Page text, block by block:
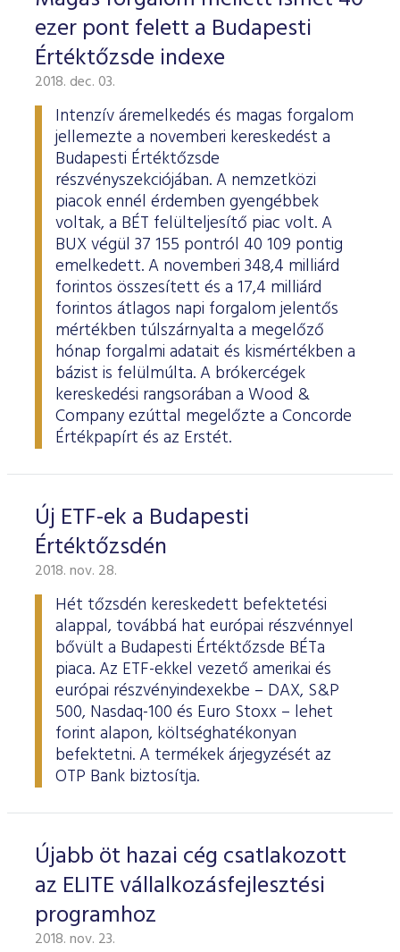
ESG Útmutató
ezer pont felett a Budapesti
Értéktőzsde indexe
2018. dec. 03.
Intenzív áremelkedés és magas forgalom
jellemezte a novemberi kereskedést a
Budapesti Értéktőzsde
részvényszekciójában. A nemzetközi
piacok ennél érdemben gyengébbek
voltak, a BÉT felülteljesítő piac volt. A
BUX végül 37 155 pontról 40 109 pontig
emelkedett. A novemberi 348,4 milliárd
forintos összesített és a 17,4 milliárd
forintos átlagos napi forgalom jelentős
mértékben túlszárnyalta a megelőző
hónap forgalmi adatait és kismértékben a
bázist is felülmúlta. A brókercégek
kereskedési rangsorában a Wood &
Company ezúttal megelőzte a Concorde
Értékpapírt és az Erstét.
Új ETF-ek a Budapesti
Értéktőzsdén
2018. nov. 28.
Hét tőzsdén kereskedett befektetési
alappal, továbbá hat európai részvénnyel
bővült a Budapesti Értéktőzsde BÉTa
piaca. Az ETF-ekkel vezető amerikai és
európai részvényindexekbe – DAX, S&P
500, Nasdaq-100 és Euro Stoxx – lehet
forint alapon, költséghatékonyan
befektetni. A termékek árjegyzését az
OTP Bank biztosítja.
Újabb öt hazai cég csatlakozott
az ELITE vállalkozásfejlesztési
programhoz
2018. nov. 23.